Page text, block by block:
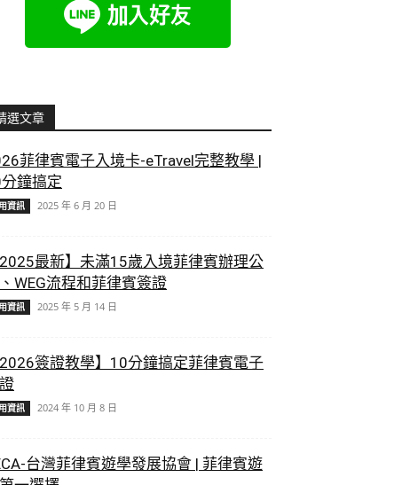
選文章
菲律賓電子入境卡-eTravel完整教學 |
鐘搞定
資訊 2025 年 6 月 20 日
2025最新】未滿15歲入境菲律賓辦理公
WEG流程和菲律賓簽證
資訊 2025 年 5 月 14 日
2026簽證教學】10分鐘搞定菲律賓電子
資訊 2024 年 10 月 8 日
台灣菲律賓遊學發展協會 | 菲律賓遊